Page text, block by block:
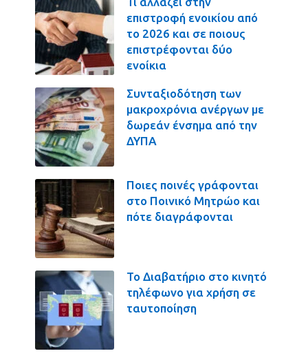
επιστροφή ενοικίου από
το 2026 και σε ποιους
επιστρέφονται δύο
ενοίκια
Συνταξιοδότηση των
μακροχρόνια ανέργων με
δωρεάν ένσημα από την
ΔΥΠΑ
Ποιες ποινές γράφονται
στο Ποινικό Μητρώο και
πότε διαγράφονται
Το Διαβατήριο στο κινητό
τηλέφωνο για χρήση σε
ταυτοποίηση